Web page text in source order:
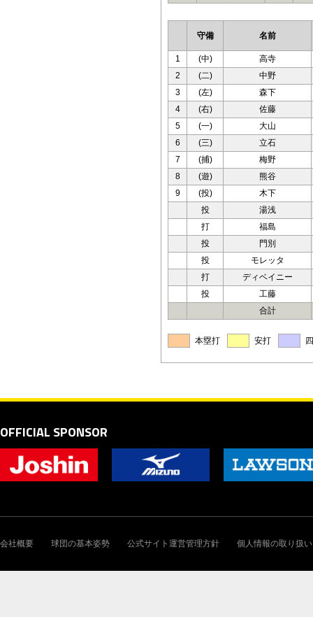
守備 名前
1 (中)
高寺
2
(二)
中野
3
(左)
森下
4
(右)
佐藤
5
(一)
大山
6
(三)
立石
7
(捕)
梅野
8
(遊)
熊谷
9
(投)
木下
投
湯浅
打
福島
投
門別
投
モレッタ
打
ディベイニー
投
工藤
合計
本塁打 安打
OFFICIAL SPONSOR
会社概要 球団の基本姿勢 公式サイト運営管理方針 個人情報の取り扱い